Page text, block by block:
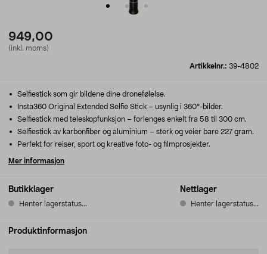
949,00
(inkl. moms)
Artikkelnr.: 39-4802
Butikklager
Henter lagerstatus...
Nettlager
Henter lagerstatus...
Selfiestick som gir bildene dine dronefølelse.
Insta360 Original Extended Selfie Stick – usynlig i 360°-bilder.
Selfiestick med teleskopfunksjon – forlenges enkelt fra 58 til 300 cm.
Selfiestick av karbonfiber og aluminium – sterk og veier bare 227 gram.
Perfekt for reiser, sport og kreative foto- og filmprosjekter.
Mer informasjon
Produktinformasjon